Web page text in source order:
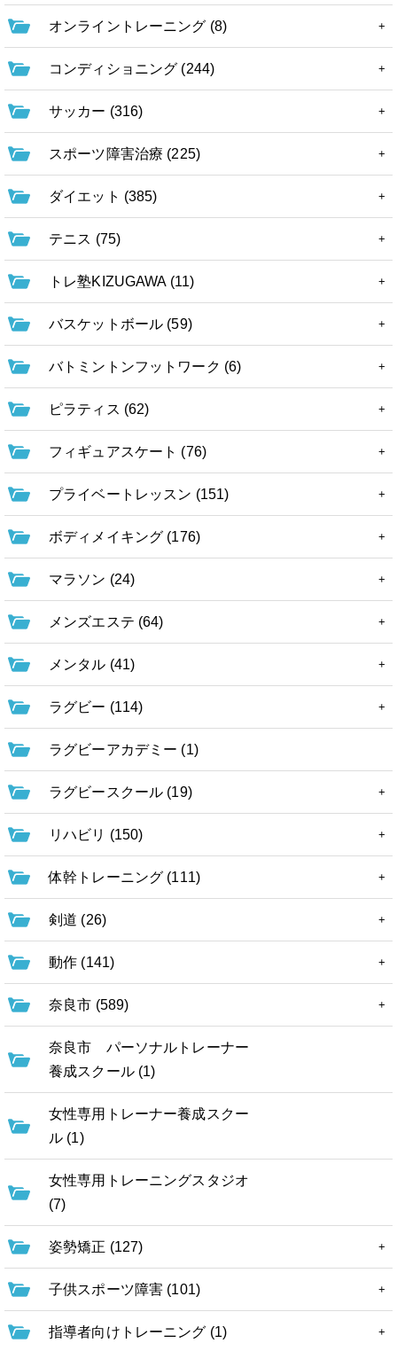
オンライントレーニング (8)
コンディショニング (244)
サッカー (316)
スポーツ障害治療 (225)
ダイエット (385)
テニス (75)
トレ塾KIZUGAWA (11)
バスケットボール (59)
バトミントンフットワーク (6)
ピラティス (62)
フィギュアスケート (76)
プライベートレッスン (151)
ボディメイキング (176)
マラソン (24)
メンズエステ (64)
メンタル (41)
ラグビー (114)
ラグビーアカデミー (1)
ラグビースクール (19)
リハビリ (150)
体幹トレーニング (111)
剣道 (26)
動作 (141)
奈良市 (589)
奈良市 パーソナルトレーナー
養成スクール (1)
女性専用トレーナー養成スクー
ル (1)
女性専用トレーニングスタジオ
(7)
姿勢矯正 (127)
子供スポーツ障害 (101)
指導者向けトレーニング (1)